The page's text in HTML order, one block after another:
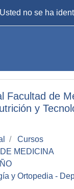
Usted no se ha
Facultad de
y
Cursos
MEDICINA
y Ortopedia -